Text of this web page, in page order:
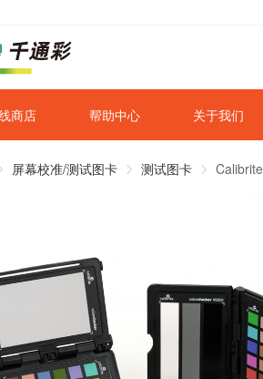
商店 帮助中心 关于我们
屏幕校准/测试图卡 测试图卡